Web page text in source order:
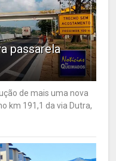
passarela
de mais uma nova
km 191,1 da via Dutra,